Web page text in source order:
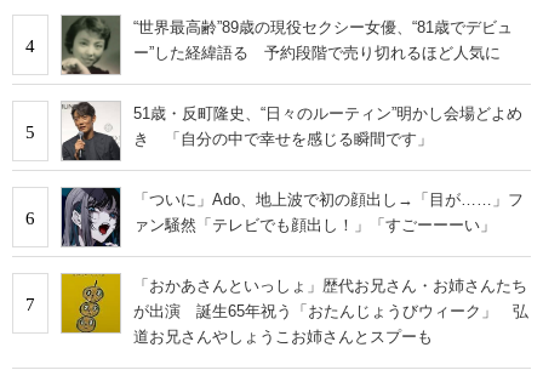
4
“世界最高齢”89歳の現役セクシー女優、“81歳でデビュ
ー”した経緯語る 予約段階で売り切れるほど人気に
5
51歳・反町隆史、“日々のルーティン”明かし会場どよめ
き 「自分の中で幸せを感じる瞬間です」
6
「ついに」Ado、地上波で初の顔出し→「目が……」フ
ァン騒然「テレビでも顔出し！」「すごーーーい」
7
「おかあさんといっしょ」歴代お兄さん・お姉さんたち
が出演 誕生65年祝う「おたんじょうびウィーク」 弘
道お兄さんやしょうこお姉さんとスプーも